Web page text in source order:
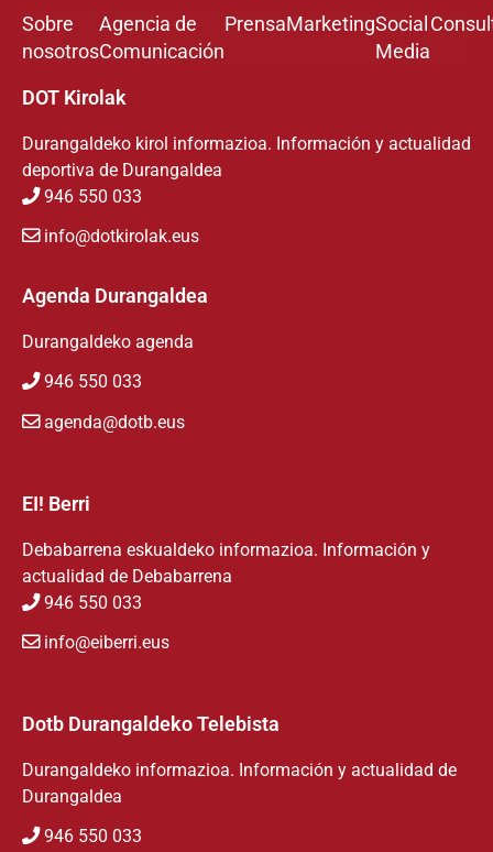
Sobre
nosotros
Agencia de
Comunicación
PrensaMarketingSocial
Media
DOT Kirolak
Durangaldeko kirol informazioa. Información y actualidad
deportiva de Durangaldea
946 550 033
info@dotkirolak.eus
Agenda Durangaldea
Durangaldeko agenda
946 550 033
agenda@dotb.eus
EI! Berri
Debabarrena eskualdeko informazioa. Información y
actualidad de Debabarrena
946 550 033
info@eiberri.eus
Dotb Durangaldeko Telebista
Durangaldeko informazioa. Información y actualidad de
Durangaldea
946 550 033